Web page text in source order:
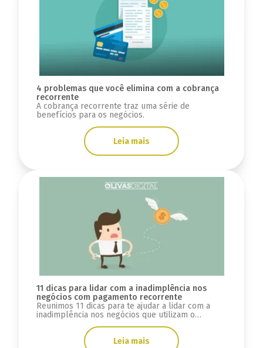
4 problemas que você elimina com a cobrança
recorrente
A cobrança recorrente traz uma série de
benefícios para os negócios.
Leia mais
11 dicas para lidar com a inadimplência nos
negócios com pagamento recorrente
Reunimos 11 dicas para te ajudar a lidar com a
inadimplência nos negócios que utilizam o
Leia mais